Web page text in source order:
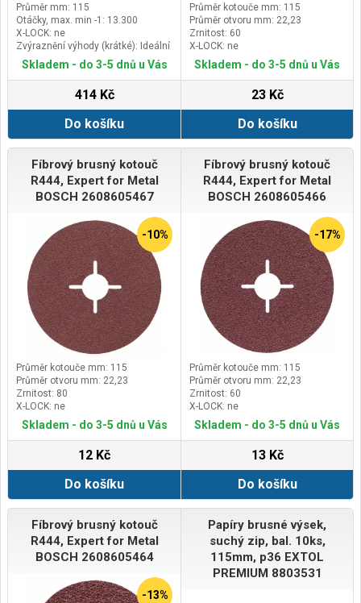
Průměr mm: 115
Otáčky, max. min -1: 13.300
X-LOCK: ne
Zvýraznění výhody (krátké): Ideální
pro brusné talíře s hrubým zrnem
(P50 a hrubší)
Skladem - do 3-5 dnů u Vás
414 Kč
Do košíku
Průměr kotouče mm: 115
Průměr otvoru mm: 22,23
Zrnitost: 60
X-LOCK: ne
Skladem - do 3-5 dnů u Vás
23 Kč
Do košíku
Fíbrový brusný kotouč
R444, Expert for Metal
BOSCH 2608605467
-10%
Průměr kotouče mm: 115
Průměr otvoru mm: 22,23
Zrnitost: 80
X-LOCK: ne
Skladem - do 3-5 dnů u Vás
12 Kč
Do košíku
Fíbrový brusný kotouč
R444, Expert for Metal
BOSCH 2608605466
-17%
Průměr kotouče mm: 115
Průměr otvoru mm: 22,23
Zrnitost: 60
X-LOCK: ne
Skladem - do 3-5 dnů u Vás
13 Kč
Do košíku
Fíbrový brusný kotouč
R444, Expert for Metal
BOSCH 2608605464
-13%
Papíry brusné výsek,
suchý zip, bal. 10ks,
115mm, p36 EXTOL
PREMIUM 8803531